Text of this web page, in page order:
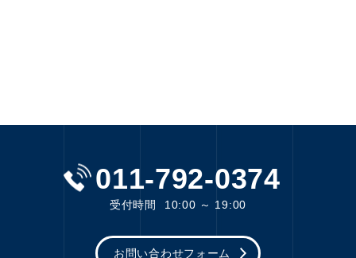
011-792-0374
受付時間 10:00 ～ 19:00
お問い合わせフォーム